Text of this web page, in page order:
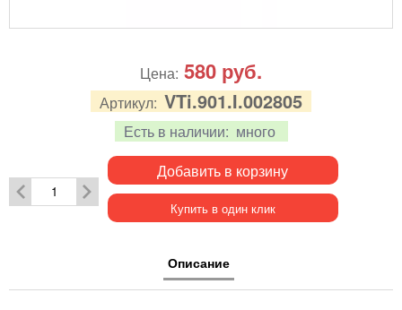
Артикул: VTi.901.I.002805
Есть в наличии: много
Цена: 580 руб.
Добавить в корзину
Купить в один клик
Описание